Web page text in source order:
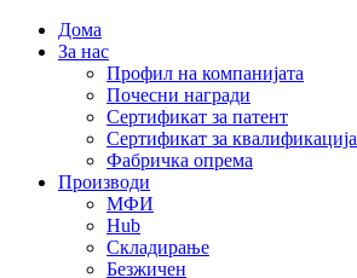
Дома
За нас
Профил на компанијата
Почесни награди
Сертификат за патент
Сертификат за квалификација
Фабричка опрема
Производи
МФИ
Hub
Складирање
Безжичен